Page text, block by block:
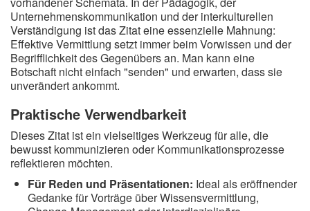
Unternehmenskommunikation und der interkulturellen
Verständigung ist das Zitat eine essenzielle Mahnung:
Effektive Vermittlung setzt immer beim Vorwissen und der
Begrifflichkeit des Gegenübers an. Man kann eine
Botschaft nicht einfach "senden" und erwarten, dass sie
unverändert ankommt.
Praktische Verwendbarkeit
Dieses Zitat ist ein vielseitiges Werkzeug für alle, die
bewusst kommunizieren oder Kommunikationsprozesse
reflektieren möchten.
Für Reden und Präsentationen: Ideal als eröffnender
Gedanke für Vorträge über Wissensvermittlung,